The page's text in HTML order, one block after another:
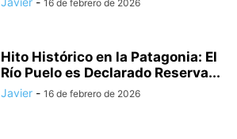
16 de febrero de 2026
Hito Histórico en la Patagonia: El
Río Puelo es Declarado Reserva...
Javier - 16 de febrero de 2026